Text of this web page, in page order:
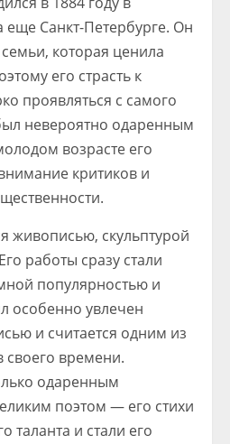
еще Санкт-Петербурге. Он
которая ценила
его страсть к
проявляться с самого
невероятно одаренным
возрасте его
критиков и
живописью, скульптурой
работы сразу стали
популярностью и
особенно увлечен
и считается одним из
времени.
одаренным
поэтом — его стихи
таланта и стали его